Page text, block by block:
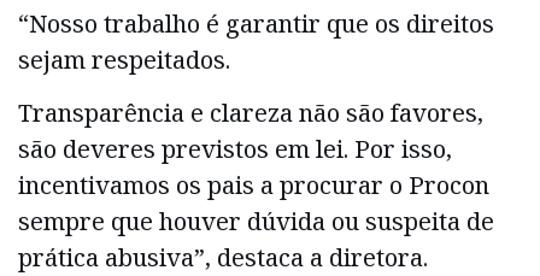
“Nosso trabalho é garantir que os direitos
sejam respeitados.
Transparência e clareza não são favores,
são deveres previstos em lei. Por isso,
incentivamos os pais a procurar o Procon
sempre que houver dúvida ou suspeita de
prática abusiva”, destaca a diretora.